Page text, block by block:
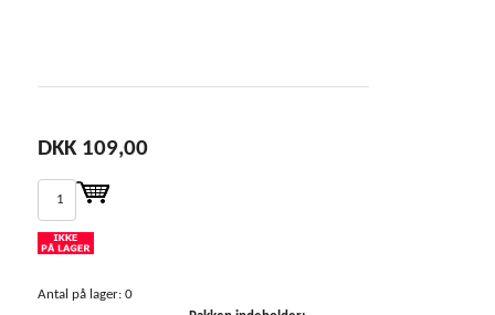
DKK 109,00
Antal på lager: 0